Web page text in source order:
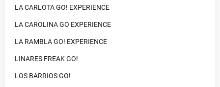
LA CARLOTA GO! EXPERIENCE
LA CAROLINA GO EXPERIENCE
LA RAMBLA GO! EXPERIENCE
LINARES FREAK GO!
LOS BARRIOS GO!